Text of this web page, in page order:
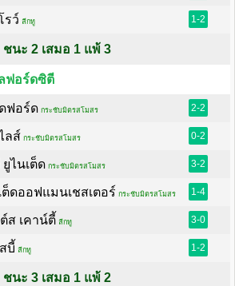
รว์ ลีกทู 1-2
ชนะ 2 เสมอ 1 แพ้ 3
ฟอร์ดซิตี
ฟอร์ด กระชับมิตรสโมสร 2-2
ลส์ กระชับมิตรสโมสร 0-2
ไนเต็ด กระชับมิตรสโมสร 3-2
ต็ดออฟแมนเชสเตอร์ กระชับมิตรสโมสร 1-4
ส เคาน์ตี้ ลีกทู 3-0
บี้ ลีกทู 1-2
ชนะ 3 เสมอ 1 แพ้ 2